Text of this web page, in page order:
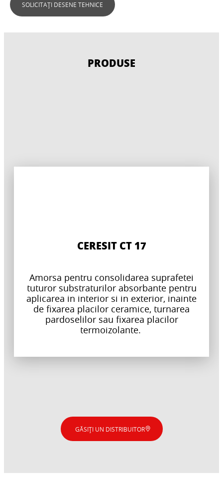
SOLICITAȚI DESENE TEHNICE
PRODUSE
CERESIT CT 17
Amorsa pentru consolidarea suprafetei
tuturor substraturilor absorbante pentru
aplicarea in interior si in exterior, inainte
de fixarea placilor ceramice, turnarea
pardoselilor sau fixarea placilor
termoizolante.
GĂSIȚI UN DISTRIBUITOR